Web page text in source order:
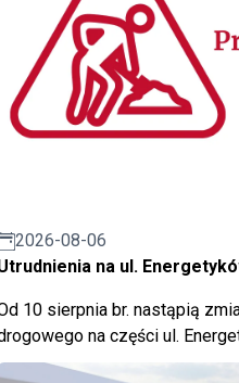
2026-08-06
na ul.
10 sierpnia br. nastąpią
na części ul.